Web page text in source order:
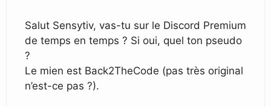
Salut Sensytiv, vas-tu sur le Discord Premium
de temps en temps ? Si oui, quel ton pseudo
?
Le mien est Back2TheCode (pas très original
n’est-ce pas ?).